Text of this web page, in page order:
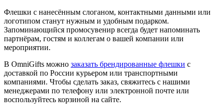
Флешки с нанесённым слоганом, контактными данными или
логотипом станут нужным и удобным подарком.
Запоминающийся промосувенир всегда будет напоминать
партнёрам, гостям и коллегам о вашей компании или
мероприятии.
В OmniGifts можно заказать брендированные флешки с
доставкой по России курьером или транспортными
компаниями. Чтобы сделать заказ, свяжитесь с нашими
менеджерами по телефону или электронной почте или
воспользуйтесь корзиной на сайте.